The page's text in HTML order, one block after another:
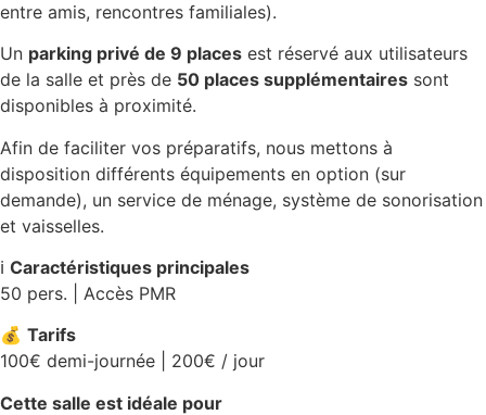
entre amis, rencontres familiales).
Un parking privé de 9 places est réservé aux utilisateurs
de la salle et près de 50 places supplémentaires sont
disponibles à proximité.
Afin de faciliter vos préparatifs, nous mettons à
disposition différents équipements en option (sur
demande), un service de ménage, système de sonorisation
et vaisselles.
ℹ️ Caractéristiques principales
50 pers. | Accès PMR
💰 Tarifs
100€ demi-journée | 200€ / jour
Cette salle est idéale pour